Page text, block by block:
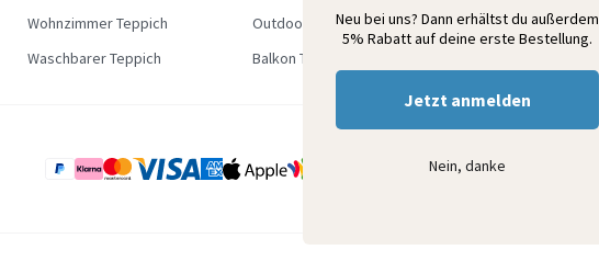
Wohnzimmer Teppich
Outdoor Teppich
Waschbarer Teppich
Balkon Teppich
Neu bei uns? Dann erhältst du außerdem
5% Rabatt auf deine erste Bestellung.
Jetzt anmelden
Nein, danke